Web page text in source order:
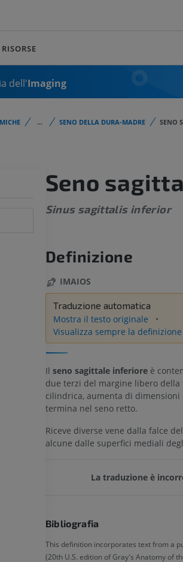
RISORSE
dell'Imaging
... SENO DELLA DURA-MADRE SENO
Seno
Sinus sagittalis inferior
Definizione
IMAIOS
Traduzione automatica
Mostra il testo originale
Visualizza sempre la
Il seno sagittale inferioreè
due terzi del margine libero
cilindrica, aumenta di
termina nel seno retto.
Riceve diverse vene dalla falce
alcune dalle superfici mediali
La traduzione è
Bibliografia
This definition incorporates text from a
(20th U.S. edition of Gray's Anatomy of